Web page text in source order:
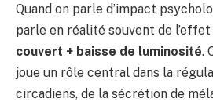
Quand on parle d’impact
parle en réalité souvent de
couvert + baisse de luminosité.
joue un rôle central dans la
circadiens, de la sécrétion de